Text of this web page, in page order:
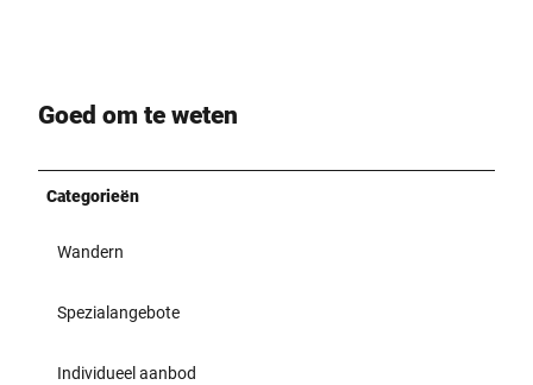
Goed om te weten
Categorieën
Wandern
Spezialangebote
Individueel aanbod